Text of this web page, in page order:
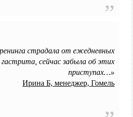
страдала от ежедневных
сейчас забыла об этих
приступах…»
Ирина Б, менеджер, Гомель